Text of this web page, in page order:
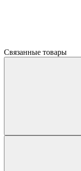
Связанные товары